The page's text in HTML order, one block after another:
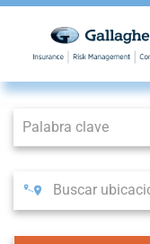
Job Search Page